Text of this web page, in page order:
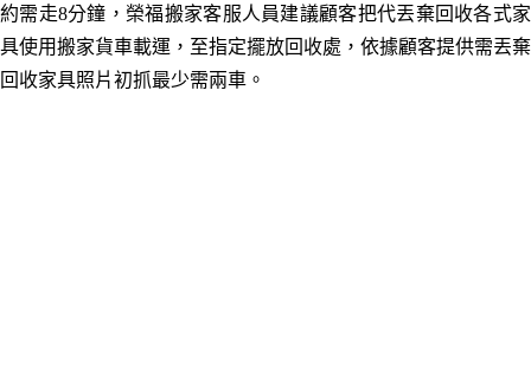
約需走8分鐘，榮福搬家客服人員建議顧客把代丟棄回收各式家
具使用搬家貨車載運，至指定擺放回收處，依據顧客提供需丟棄
回收家具照片初抓最少需兩車。